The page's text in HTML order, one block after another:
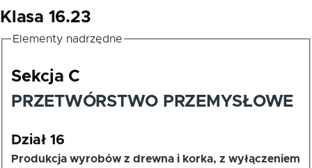
Klasa 16.23
Elementy nadrzędne
Sekcja C
PRZETWÓRSTWO PRZEMYSŁOWE
Dział 16
Produkcja wyrobów z drewna i korka, z wyłączeniem